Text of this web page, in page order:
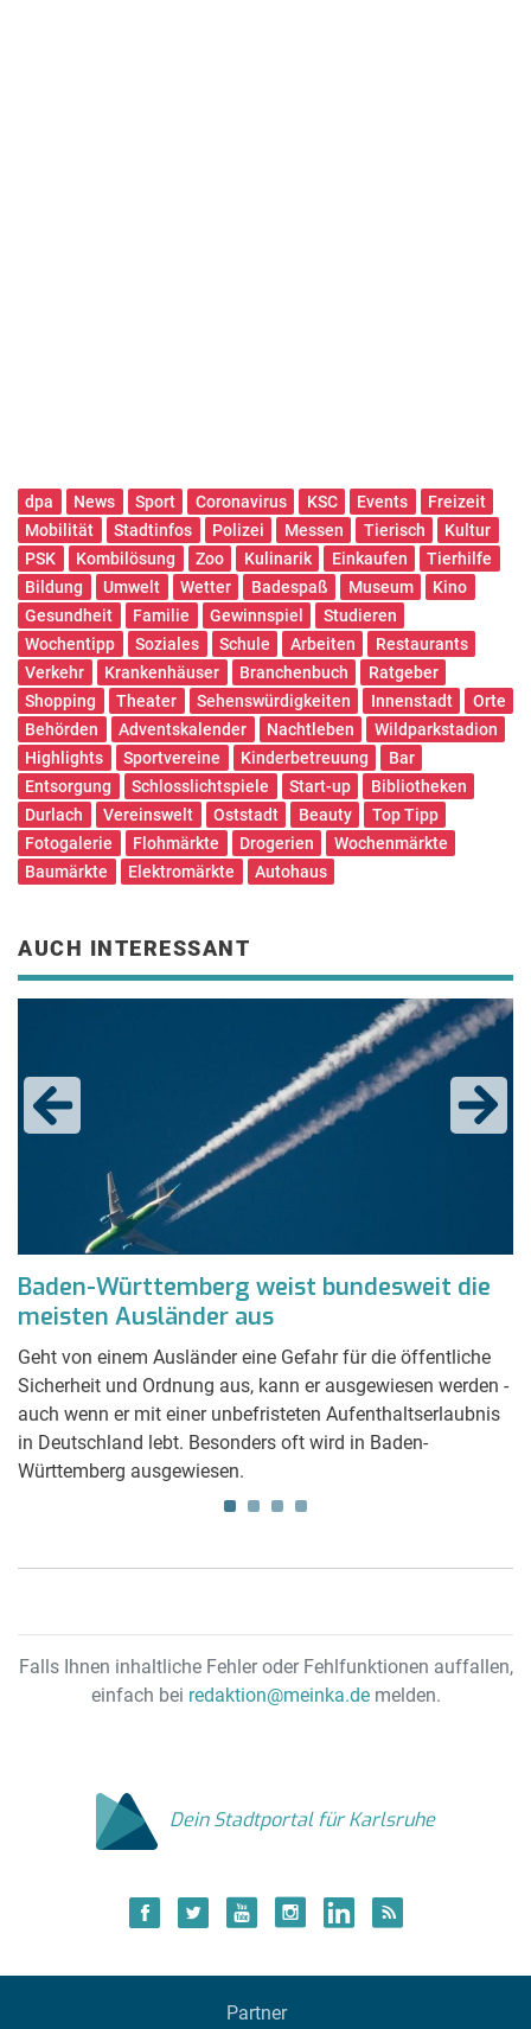
dpa News Sport Coronavirus KSC Events
Freizeit
Mobilität
Stadtinfos Polizei Messen Tierisch
Kultur
PSK
Kombilösung Zoo Kulinarik Einkaufen
Tierhilfe
Bildung
Umwelt Wetter Badespaß Museum
Kino
Gesundheit
Familie Gewinnspiel
Studieren
Wochentipp
Soziales Schule Arbeiten
Restaurants
Verkehr
Krankenhäuser Branchenbuch
Ratgeber
Shopping
Theater Sehenswürdigkeiten Innenstadt
Orte
Behörden
Adventskalender Nachtleben
Wildparkstadion
Highlights
Sportvereine Kinderbetreuung
Bar
Entsorgung
Schlosslichtspiele Start-up
Bibliotheken
Durlach
Vereinswelt Oststadt Beauty
Top Tipp
Fotogalerie
Flohmärkte Drogerien
Wochenmärkte
Baumärkte
Elektromärkte Autohaus
AUCH INTERESSANT
Baden-Württemberg weist bundesweit die
meisten Ausländer aus
Geht von einem Ausländer eine Gefahr für die öffentliche
Sicherheit und Ordnung aus, kann er ausgewiesen werden -
auch wenn er mit einer unbefristeten Aufenthaltserlaubnis
in Deutschland lebt. Besonders oft wird in Baden-
Württemberg ausgewiesen.
Falls Ihnen inhaltliche Fehler oder Fehlfunktionen auffallen,
einfach bei redaktion@meinka.demelden.
Dein Stadtportal für Karlsruhe
Partner